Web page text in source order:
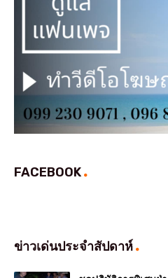
FACEBOOK
ข่าวเด่นประจำสัปดาห์